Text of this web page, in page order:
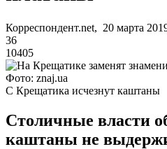
Корреспондент.net, 20 марта
36
10405
Фото: znaj.ua
С Крещатика исчезнут каштаны
Столичные власти
каштаны не